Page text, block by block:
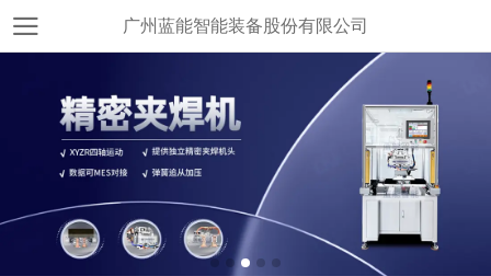
广州蓝能智能装备股份有限公司